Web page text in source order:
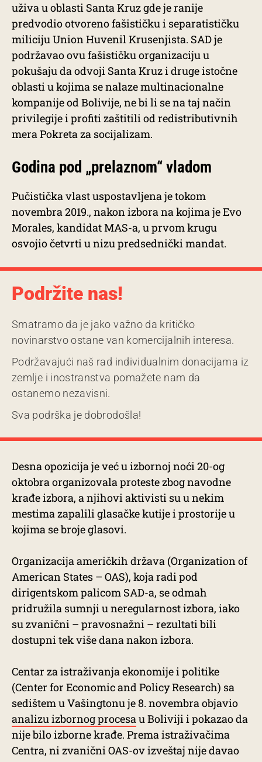
uživa u oblasti Santa Kruz gde je ranije
predvodio otvoreno fašističku i separatističku
miliciju Union Huvenil Krusenjista. SAD je
podržavao ovu fašističku organizaciju u
pokušaju da odvoji Santa Kruz i druge istočne
oblasti u kojima se nalaze multinacionalne
kompanije od Bolivije, ne bi li se na taj način
privilegije i profiti zaštitili od redistributivnih
mera Pokreta za socijalizam.
Godina pod „prelaznom“ vladom
Pučistička vlast uspostavljena je tokom
novembra 2019., nakon izbora na kojima je Evo
Morales, kandidat MAS-a, u prvom krugu
osvojio četvrti u nizu predsednički mandat.
Podržite nas!
Smatramo da je jako važno da kritičko
novinarstvo ostane van komercijalnih interesa.
Podržavajući naš rad individualnim donacijama iz
zemlje i inostranstva pomažete nam da
ostanemo nezavisni.
Sva podrška je dobrodošla!
Desna opozicija je već u izbornoj noći 20-og
oktobra organizovala proteste zbog navodne
krađe izbora, a njihovi aktivisti su u nekim
mestima zapalili glasačke kutije i prostorije u
kojima se broje glasovi.
Organizacija američkih država (Organization of
American States – OAS), koja radi pod
dirigentskom palicom SAD-a, se odmah
pridružila sumnji u neregularnost izbora, iako
su zvanični – pravosnažni – rezultati bili
dostupni tek više dana nakon izbora.
Centar za istraživanja ekonomije i politike
(Center for Economic and Policy Research) sa
sedištem u Vašingtonu je 8. novembra objavio
analizu izbornog procesau Boliviji i pokazao da
nije bilo izborne krađe. Prema istraživačima
Centra, ni zvanični OAS-ov izveštaj nije davao